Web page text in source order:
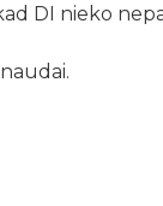
DI nieko